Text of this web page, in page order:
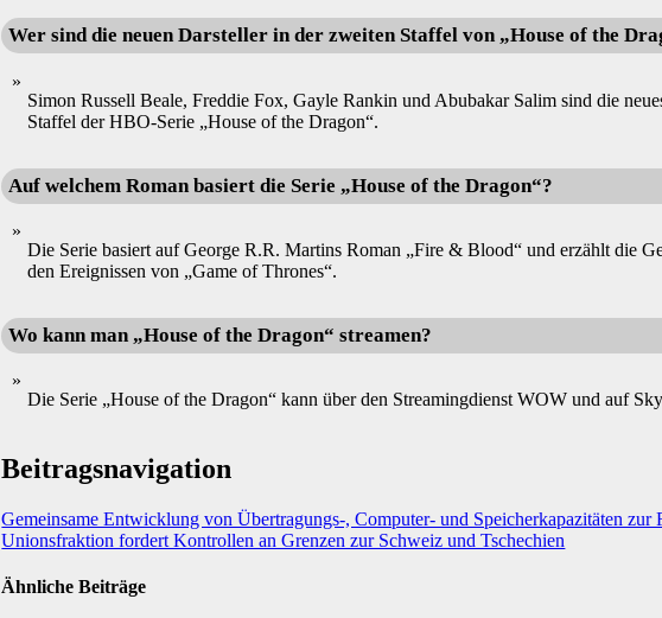
Wer sind die neuen Darsteller in der zweiten Staffel von „House of the
Simon Russell Beale, Freddie Fox, Gayle Rankin und Abubakar Salim sind die
Staffel der HBO-Serie „House of the Dragon“.
Auf welchem Roman basiert die Serie „House of the Dragon“?
Die Serie basiert auf George R.R. Martins Roman „Fire & Blood“ und erzählt die
den Ereignissen von „Game of Thrones“.
Wo kann man „House of the Dragon“ streamen?
Die Serie „House of the Dragon“ kann über den Streamingdienst WOW und auf
Beitragsnavigation
Gemeinsame Entwicklung von Übertragungs-, Computer- und Speicherkapazitäten zur
Unionsfraktion fordert Kontrollen an Grenzen zur Schweiz und Tschechien
Ähnliche Beiträge